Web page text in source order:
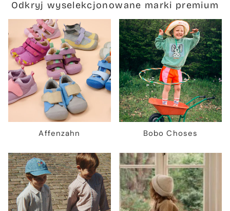
Odkryj wyselekcjonowane marki premium
Affenzahn Bobo Choses